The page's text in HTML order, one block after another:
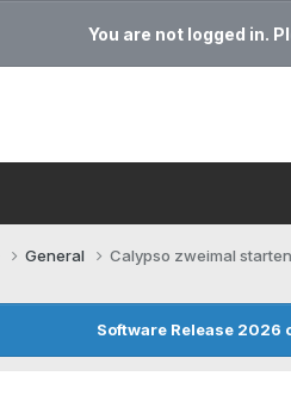
You are not logged in.
General Calypso zweimal starten
Software Release 2026